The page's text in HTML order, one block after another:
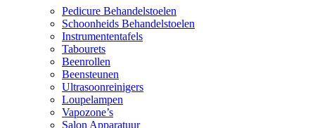
Pedicure Behandelstoelen
Schoonheids Behandelstoelen
Instrumententafels
Tabourets
Beenrollen
Beensteunen
Ultrasoonreinigers
Loupelampen
Vapozone’s
Salon Apparatuur